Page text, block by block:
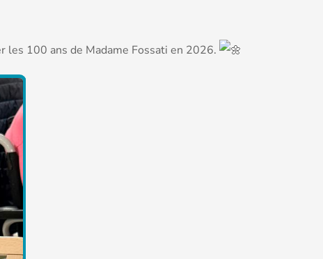
les 100 ans de Madame Fossati en 2026.